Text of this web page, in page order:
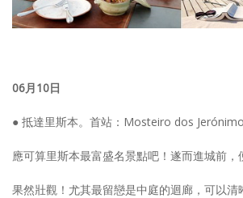
06月10日
● 抵達里斯本。首站：Mosteiro dos
應可算里斯本最富盛名景點吧！遂而進城前，
果然壯觀！尤其最留戀是中庭的迴廊，可以清